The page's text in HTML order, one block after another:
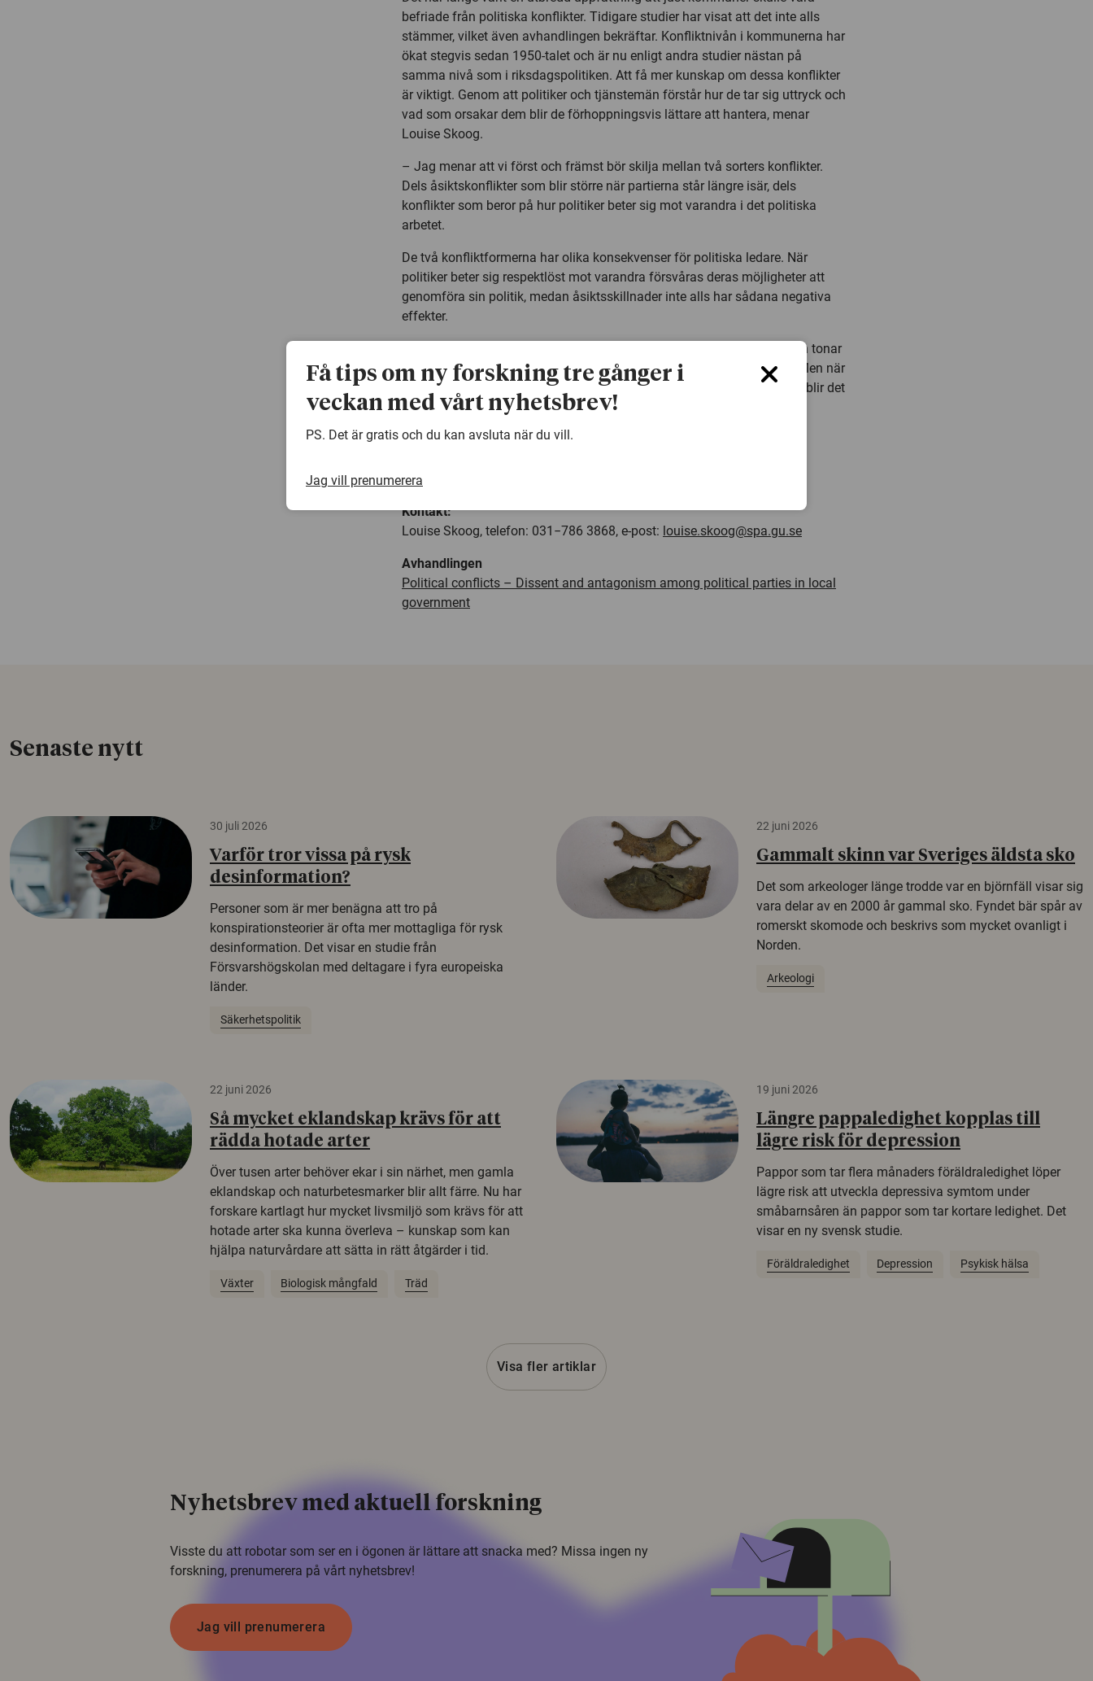
befriade från politiska konflikter. Tidigare studier har visat att det inte alls
stämmer, vilket även avhandlingen bekräftar. Konfliktnivån i kommunerna har
ökat stegvis sedan 1950-talet och är nu enligt andra studier nästan på
samma nivå som i riksdagspolitiken. Att få mer kunskap om dessa konflikter
är viktigt. Genom att politiker och tjänstemän förstår hur de tar sig uttryck och
vad som orsakar dem blir de förhoppningsvis lättare att hantera, menar
Louise Skoog.
– Jag menar att vi först och främst bör skilja mellan två sorters konflikter.
Dels åsiktskonflikter som blir större när partierna står längre isär, dels
konflikter som beror på hur politiker beter sig mot varandra i det politiska
arbetet.
De två konfliktformerna har olika konsekvenser för politiska ledare. När
politiker beter sig respektlöst mot varandra försvåras deras möjligheter att
genomföra sin politik, medan åsiktsskillnader inte alls har sådana negativa
effekter.
Hon menar också att konflikter har ett demokratiskt värde, och om man tonar
ner dem för mycket ser inte väljarna någon skillnad mellan partierna. Men när
politikerna passerar gränsen och börjar behandla varandra respektlöst blir det
inte bara en dålig arbetsmiljö för de inblandade, det kan också skada
legitimiteten för hela systemet.
motståndare med respekt. Det vinner alla på, säger hon.
Kontakt:
Louise Skoog, telefon: 031−786 3868, e-post: louise.skoog@spa.gu.se
Avhandlingen
Political conflicts – Dissent and antagonism among political parties in local
government
Senaste nytt
30 juli 2026
Varför tror vissa på rysk
desinformation?
Personer som är mer benägna att tro på
konspirationsteorier är ofta mer mottagliga för rysk
desinformation. Det visar en studie från
Försvarshögskolan med deltagare i fyra europeiska
länder.
Säkerhetspolitik
22 juni 2026
Gammalt skinn var Sveriges äldsta sko
Det som arkeologer länge trodde var en björnfäll visar sig
vara delar av en 2000 år gammal sko. Fyndet bär spår av
romerskt skomode och beskrivs som mycket ovanligt i
Norden.
Arkeologi
22 juni 2026
Så mycket eklandskap krävs för att
rädda hotade arter
Över tusen arter behöver ekar i sin närhet, men gamla
eklandskap och naturbetesmarker blir allt färre. Nu har
forskare kartlagt hur mycket livsmiljö som krävs för att
hotade arter ska kunna överleva – kunskap som kan
hjälpa naturvårdare att sätta in rätt åtgärder i tid.
Växter Biologisk mångfald Träd
19 juni 2026
Längre pappaledighet kopplas till
lägre risk för depression
Pappor som tar flera månaders föräldraledighet löper
lägre risk att utveckla depressiva symtom under
småbarnsåren än pappor som tar kortare ledighet. Det
visar en ny svensk studie.
Föräldraledighet Depression Psykisk hälsa
Visa fler artiklar
Nyhetsbrev med aktuell forskning
Visste du att robotar som ser en i ögonen är lättare att snacka med? Missa ingen ny
forskning, prenumerera på vårt nyhetsbrev!
Jag vill prenumerera
Få tips om ny forskning tre gånger i
veckan med vårt nyhetsbrev!
PS. Det är gratis och du kan avsluta när du vill.
Jag vill prenumerera